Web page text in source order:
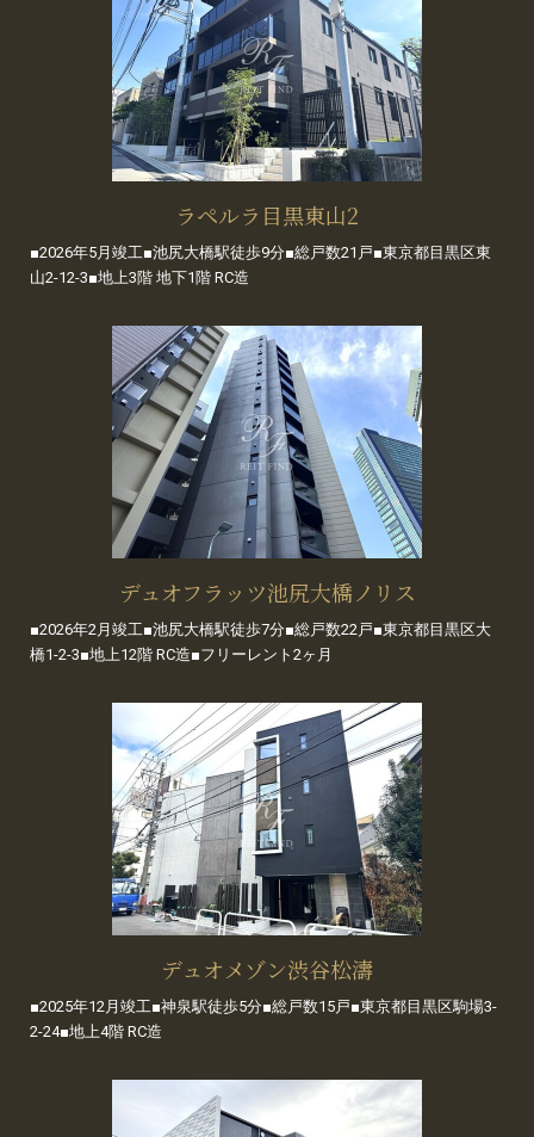
ラペルラ目黒東山2
■2026年5月竣工■池尻大橋駅徒歩9分■総戸数21戸■東京都目黒区東
山2-12-3■地上3階 地下1階 RC造
デュオフラッツ池尻大橋ノリス
■2026年2月竣工■池尻大橋駅徒歩7分■総戸数22戸■東京都目黒区大
橋1-2-3■地上12階 RC造■フリーレント2ヶ月
デュオメゾン渋谷松濤
■2025年12月竣工■神泉駅徒歩5分■総戸数15戸■東京都目黒区駒場3-
2-24■地上4階 RC造